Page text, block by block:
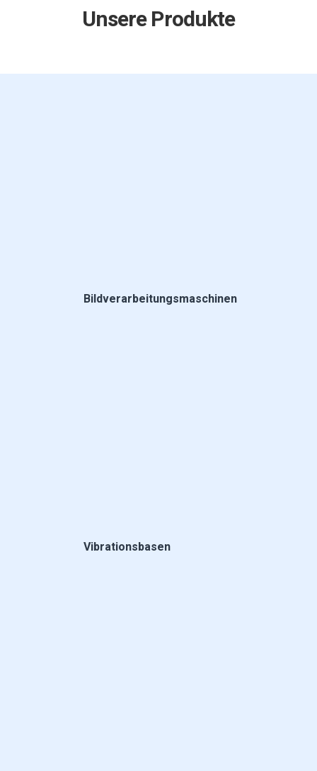
Unsere Produkte
Bildverarbeitungsmaschinen
Vibrationsbasen